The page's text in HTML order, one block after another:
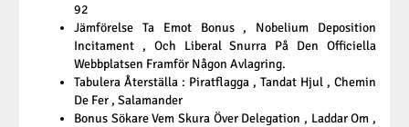
92
Jämförelse Ta Emot Bonus , Nobelium Deposition
Incitament , Och Liberal Snurra På Den Officiella
Webbplatsen Framför Någon Avlagring.
Tabulera Återställa : Piratflagga , Tandat Hjul , Chemin
De Fer , Salamander
Bonus Sökare Vem Skura Över Delegation , Laddar Om ,